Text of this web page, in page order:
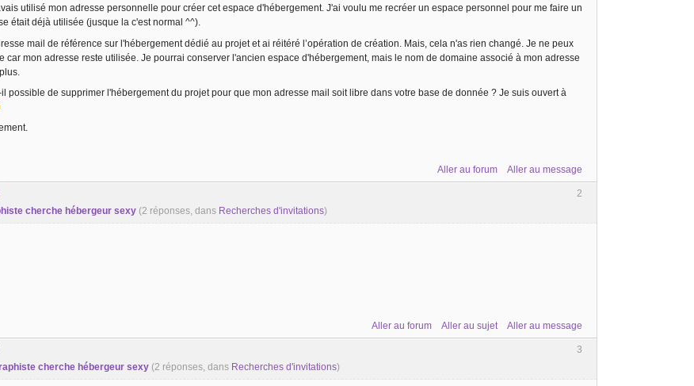
utilisé mon adresse personnelle pour créer cet espace d'hébergement. J'ai voulu me recréer un espace personnel pour me faire un
était déjà utilisée (jusque la c'est normal ^^).
mail de référence sur l'hébergement dédié au projet et ai réitéré l’opération de création. Mais, cela n'as rien changé. Je ne peux
car mon adresse reste utilisée. Je pourrai conserver l'ancien espace d'hébergement, mais le nom de domaine associé à mon adresse
possible de supprimer l'hébergement du projet pour que mon adresse mail soit libre dans votre base de donnée ? Je suis ouvert à
Aller au forum Aller au message
2
cherche hébergeur sexy (2 réponses, dans Recherches d'invitations)
Aller au forum Aller au sujet Aller au message
3
cherche hébergeur sexy (2 réponses, dans Recherches d'invitations)